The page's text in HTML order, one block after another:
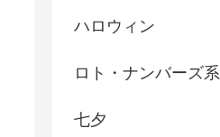
ハロウィン
ロト・ナンバーズ系
七夕